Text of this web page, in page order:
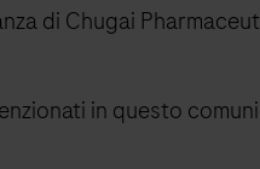
di Chugai
in questo